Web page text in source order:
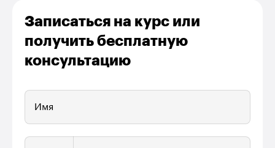
Записаться на курс или
получить бесплатную
консультацию
Имя